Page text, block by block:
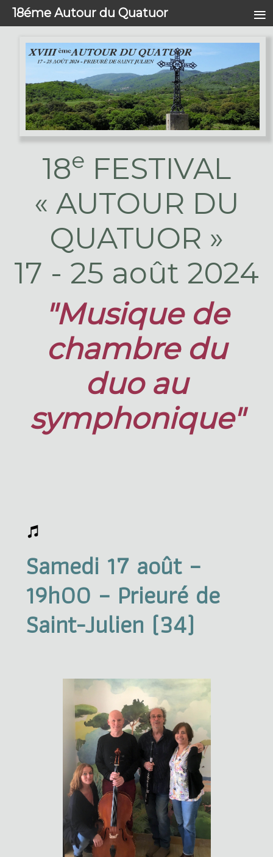
18e FESTIVAL
« AUTOUR DU
QUATUOR »
17 - 25 août 2024
"Musique de
chambre du
duo au
symphonique"
Samedi 17 août –
19h00 – Prieuré de
Saint-Julien (34)
18éme Autour du Quatuor ≡